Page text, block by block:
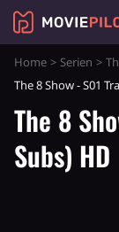
Home Serien
The 8
Subs) HD